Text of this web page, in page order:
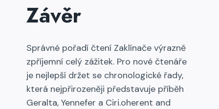
Závěr
Správné pořadí čtení Zaklínače výrazně
zpříjemní celý zážitek. Pro nové čtenáře
je nejlepší držet se chronologické řady,
která nejpřirozeněji představuje příběh
Geralta, Yennefer a Ciri.oherent and